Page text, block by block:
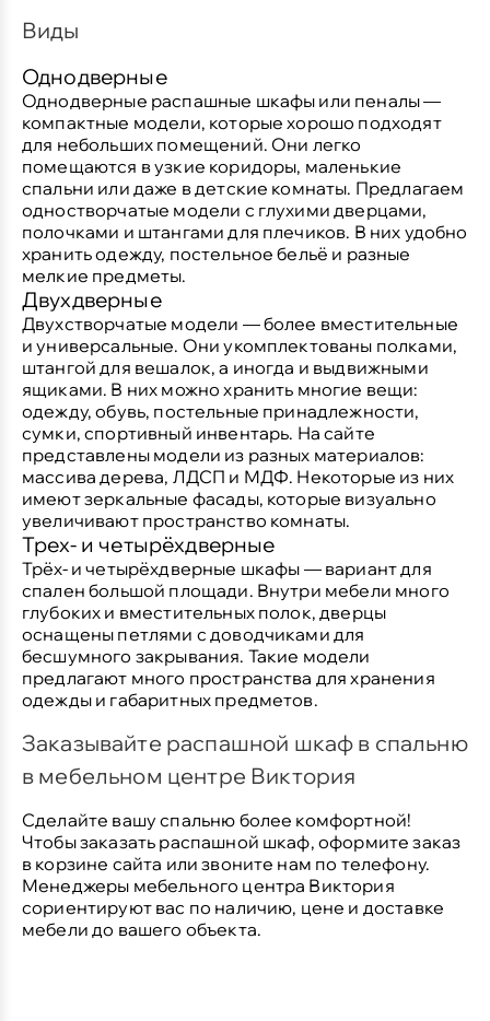
Виды
Однодверные
Однодверные распашные шкафы или пеналы —
компактные модели, которые хорошо подходят
для небольших помещений. Они легко
помещаются в узкие коридоры, маленькие
спальни или даже в детские комнаты. Предлагаем
одностворчатые модели с глухими дверцами,
полочками и штангами для плечиков. В них удобно
хранить одежду, постельное бельё и разные
мелкие предметы.
Двухдверные
Двухстворчатые модели — более вместительные
и универсальные. Они укомплектованы полками,
штангой для вешалок, а иногда и выдвижными
ящиками. В них можно хранить многие вещи:
одежду, обувь, постельные принадлежности,
сумки, спортивный инвентарь. На сайте
представлены модели из разных материалов:
массива дерева, ЛДСП и МДФ. Некоторые из них
имеют зеркальные фасады, которые визуально
увеличивают пространство комнаты.
Трех- и четырёхдверные
Трёх- и четырёхдверные шкафы — вариант для
спален большой площади. Внутри мебели много
глубоких и вместительных полок, дверцы
оснащены петлями с доводчиками для
бесшумного закрывания. Такие модели
предлагают много пространства для хранения
одежды и габаритных предметов.
Заказывайте распашной шкаф в спальню
в мебельном центре Виктория
Сделайте вашу спальню более комфортной!
Чтобы заказать распашной шкаф, оформите заказ
в корзине сайта или звоните нам по телефону.
Менеджеры мебельного центра Виктория
сориентируют вас по наличию, цене и доставке
мебели до вашего объекта.